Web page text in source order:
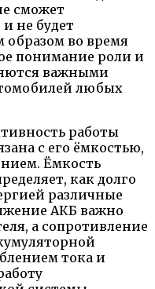
сможет
и не будет
во время
понимание роли и
важными
любых
работы
с его ёмкостью,
Ёмкость
как долго
различные
АКБ важно
а сопротивление
тока и